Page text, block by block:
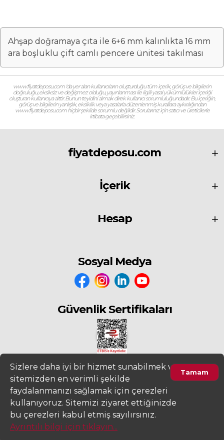
Ahşap doğramaya çıta ile 6+6 mm kalınlıkta 16 mm
ara boşluklu çift camlı pencere ünitesi takılması
www.fiyatdeposu.com ‘da yer alan kullanıcıların oluşturduğu tüm içerik, görüş ve bilgilerin
doğruluğu, eksiksiz ve değişmez olduğu, yayınlanması ile ilgili yasal yükümlülükler içeriği
oluşturan kullanıcıya aittir. Bunun teyidini almak direk kullanıcı sorumluluğundadır. Bu içeriğin,
görüş ve bilgilerin yanlışlık, eksiklik veya yasalarla düzenlenmiş kurallara aykırılığından
www.fiyatdeposu.com hiçbir şekilde sorumlu değildir. Sorularınız için satıcı ve üreticilerle
irtibata geçebilirsiniz.
fiyatdeposu.com
İçerik
Hesap
Sosyal Medya
Güvenlik Sertifikaları
2022 www.fiyatdeposu.com
Altera Bilgi Teknolojileri LTD. ŞTİ. Her
Hakkı Saklıdır.
Gizlilik ve KVKK Aydınlatma Metni Kullanım Sözleşmesi
Tamam
Sizlere daha iyi bir hizmet sunabilmek ve
sitemizden en verimli şekilde
faydalanmanızı sağlamak için çerezleri
kullanıyoruz. Sitemizi ziyaret ettiğinizde
bu çerezleri kabul etmiş sayılırsınız.
Ayrıntılı bilgi için tıklayın...
Ürünleri Filtrele